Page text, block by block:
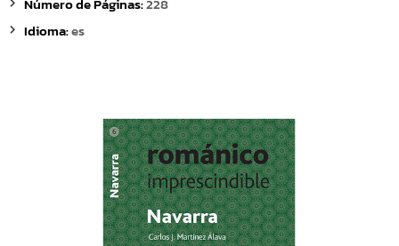
Número de Páginas:228
Idioma:es